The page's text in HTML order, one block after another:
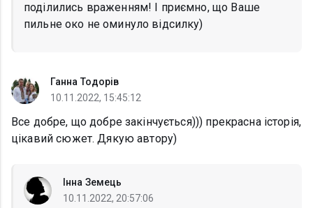
поділились враженням! І приємно, що Ваше
пильне око не оминуло відсилку)
Ганна Тодорів
10.11.2022, 15:45:12
Все добре, що добре закінчується))) прекрасна історія,
цікавий сюжет. Дякую автору)
Інна Земець
10.11.2022, 20:57:06